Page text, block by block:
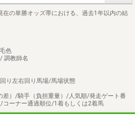
の単勝オッズ帯における、過去1年以内の結
色
調教師名
り左右回り馬場/馬場状態
差）/騎手（負担重量）/人気順/発走ゲート番
ーナー通過順位/1着もしくは2着馬